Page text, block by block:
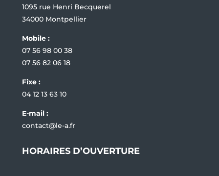
1095 rue Henri Becquerel
34000 Montpellier
Mobile :
07 56 98 00 38
07 56 82 06 18
Fixe :
04 12 13 63 10
E-mail :
contact@le-a.fr
HORAIRES D’OUVERTURE